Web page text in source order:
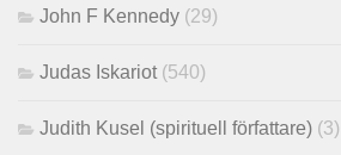
John F Kennedy (29)
Judas Iskariot (540)
Judith Kusel (spirituell författare) (3)